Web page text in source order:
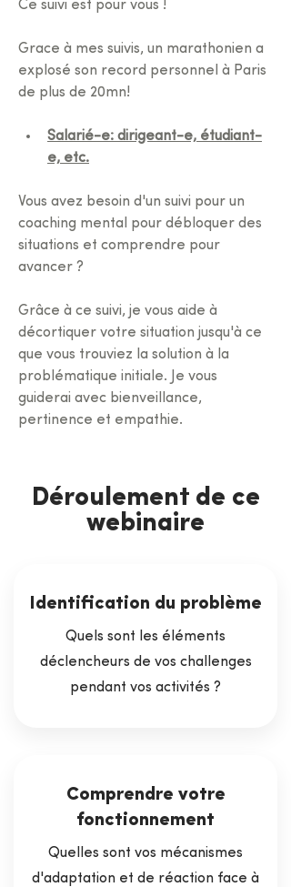
Ce suivi est pour vous !
Grace à mes suivis, un marathonien a
explosé son record personnel à Paris
de plus de 20mn!
Salarié-e: dirigeant-e, étudiant-
e, etc.
Vous avez besoin d'un suivi pour un
coaching mental pour débloquer des
situations et comprendre pour
avancer ?
Grâce à ce suivi, je vous aide à
décortiquer votre situation jusqu'à ce
que vous trouviez la solution à la
problématique initiale. Je vous
guiderai avec bienveillance,
pertinence et empathie.
Déroulement de ce
webinaire
Identification du problème
Quels sont les éléments
déclencheurs de vos challenges
pendant vos activités ?
Comprendre votre
fonctionnement
Quelles sont vos mécanismes
d'adaptation et de réaction face à